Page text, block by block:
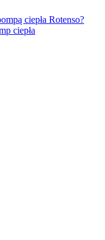
ciepła Rotenso?
ciepła